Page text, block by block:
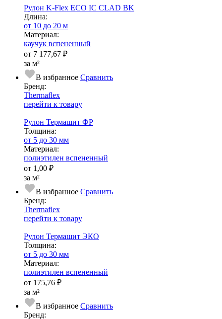
Рулон K-Flex ECO IC CLAD BK
Длина:
от 10 до 20 м
Ма­­те­­ри­­ал:
каучук вспененный
от 7 177,67 ₽
за м²
В избранное Сравнить
Бренд:
Thermaflex
перейти к товару
Рулон Термашит ФР
Тол­щи­на:
от 5 до 30 мм
Ма­­те­­ри­­ал:
полиэтилен вспененный
от 1,00 ₽
за м²
В избранное Сравнить
Бренд:
Thermaflex
перейти к товару
Рулон Термашит ЭКО
Тол­щи­на:
от 5 до 30 мм
Ма­­те­­ри­­ал:
полиэтилен вспененный
от 175,76 ₽
за м²
В избранное Сравнить
Бренд: